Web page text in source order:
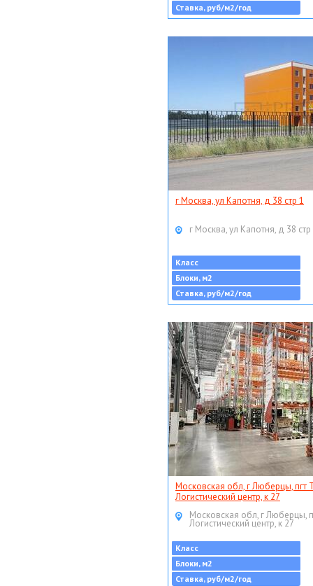
Ставка, руб/м2/год
г Москва, ул Капотня, д 38 стр 1
г Москва, ул Капотня, д 38 стр
Класс
Блоки, м2
Ставка, руб/м2/год
Московская обл, г Люберцы, пгт
Логистический центр, к 27
Московская обл, г Люберцы,
Логистический центр, к 27
Класс
Блоки, м2
Ставка, руб/м2/год